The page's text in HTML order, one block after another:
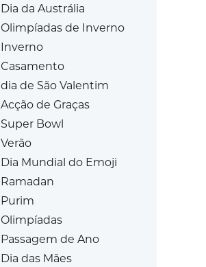
Dia da Austrália
Olimpíadas de Inverno
Inverno
Casamento
dia de São Valentim
Acção de Graças
Super Bowl
Verão
Dia Mundial do Emoji
Ramadan
Purim
Olimpíadas
Passagem de Ano
Dia das Mães